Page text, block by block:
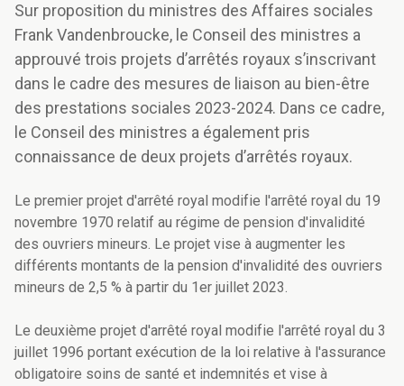
Sur proposition du ministres des Affaires sociales
Frank Vandenbroucke, le Conseil des ministres a
approuvé trois projets d’arrêtés royaux s’inscrivant
dans le cadre des mesures de liaison au bien-être
des prestations sociales 2023-2024. Dans ce cadre,
le Conseil des ministres a également pris
connaissance de deux projets d’arrêtés royaux.
Le premier projet d'arrêté royal modifie l'arrêté royal du 19
novembre 1970 relatif au régime de pension d'invalidité
des ouvriers mineurs. Le projet vise à augmenter les
différents montants de la pension d'invalidité des ouvriers
mineurs de 2,5 % à partir du 1er juillet 2023.
Le deuxième projet d'arrêté royal modifie l'arrêté royal du 3
juillet 1996 portant exécution de la loi relative à l'assurance
obligatoire soins de santé et indemnités et vise à